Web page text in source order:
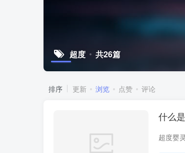
超度 共26篇
排序 更新 浏览 点赞 评论
什么